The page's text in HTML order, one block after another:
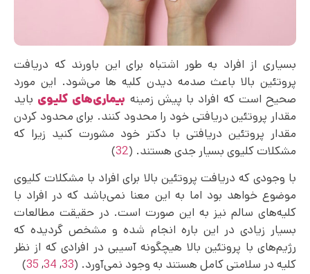
بسیاری از افراد به طور اشتباه برای این باورند که دریافت
پروتئین بالا باعث صدمه دیدن کلیه ها می‌شود. این مورد
صحیح است که افراد با پیش زمینه بیماری‌های کلیوی باید
مقدار پروتئین دریافتی خود را محدود کنند. برای محدود کردن
مقدار پروتئین دریافتی با دکتر خود مشورت کنید زیرا که
مشکلات کلیوی بسیار جدی هستند. (32
)
با وجودی که دریافت پروتئین بالا برای افراد با مشکلات کلیوی
موضوع خواهد بود اما به این معنا نمی‌باشد که در افراد با
کلیه‌های سالم نیز به این صورت است. در حقیقت مطالعات
بسیار زیادی در این باره انجام شده و مشخص گردیده که
رژیم‌‌های با پروتئین بالا هیچگونه آسیبی در افرادی که از نظر
کلیه در سلامتی کامل هستند به وجود نمی‌آورد. (33
,
34
,
35
)